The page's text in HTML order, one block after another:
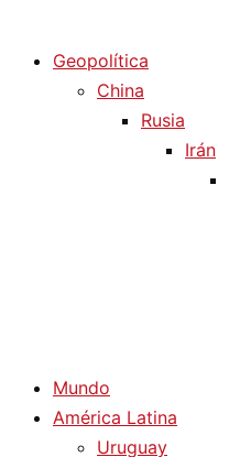
Geopolítica
China
Rusia
Irán
Mundo
América Latina
Uruguay